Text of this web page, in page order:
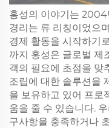
홍성의 이야기는 2004
경리는 류 리칭이었으
경제 활동을 시작하기
까지 홍성은 글로벌 제
객의 필요에 초점을 맞
조립에 대한 솔루션을
을 보유하고 있어 프로
움을 줄 수 있습니다.
구사항을 충족하거나